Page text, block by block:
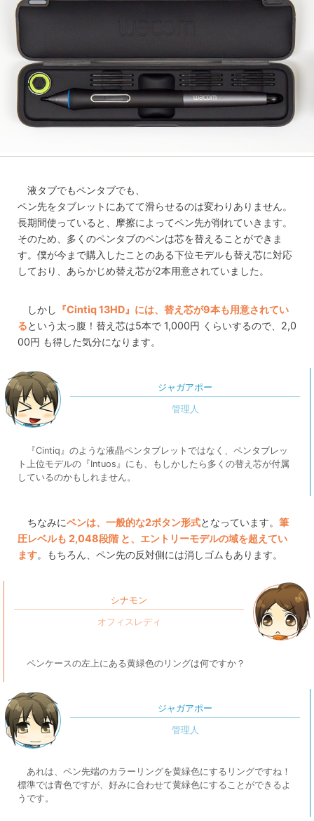
液タブでもペンタブでも、
ペン先をタブレットにあてて滑らせるのは変わりありません。
長期間使っていると、摩擦によってペン先が削れていきます。
そのため、多くのペンタブのペンは芯を替えることができま
す。僕が今まで購入したことのある下位モデルも替え芯に対応
しており、あらかじめ替え芯が2本用意されていました。
しかし 『Cintiq 13HD』には、替え芯が9本も用意されてい
るという太っ腹！替え芯は5本で 1,000円 くらいするので、2,0
00円 も得した気分になります。
ジャガアポー
『Cintiq』のような液晶ペンタブレットではなく、ペンタブレッ
ト上位モデルの『Intuos』にも、もしかしたら多くの替え芯が付属
しているのかもしれません。
ちなみにペンは、一般的な2ボタン形式となっています。筆
圧レベルも 2,048段階 と、エントリーモデルの域を超えてい
ます。もちろん、ペン先の反対側には消しゴムもあります。
シナモン
ペンケースの左上にある黄緑色のリングは何ですか？
ジャガアポー
あれは、ペン先端のカラーリングを黄緑色にするリングですね！
標準では青色ですが、好みに合わせて黄緑色にすることができるよ
うです。